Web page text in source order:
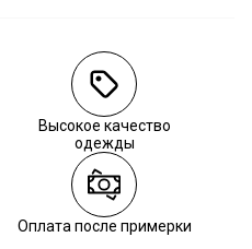
СДЭК
СДЭК
Высокое качество
одежды
Оплата после примерки